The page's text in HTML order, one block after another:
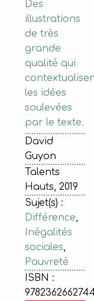
Des
illustrations
de très
grande
qualité qui
les idées
soulevées
par le texte.
David
Guyon
Talents
Hauts, 2019
Sujet(s) :
Différence,
Inégalités
sociales,
Pauvreté
ISBN :